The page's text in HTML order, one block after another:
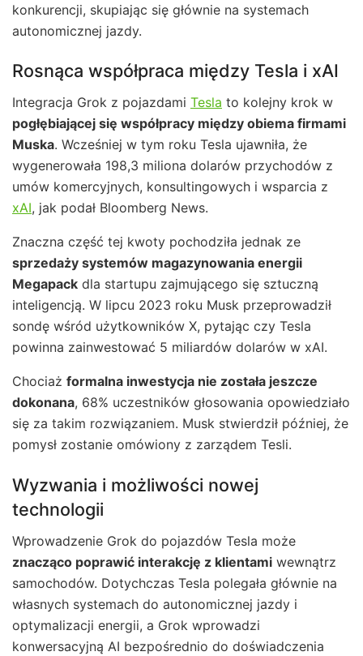
konkurencji, skupiając się głównie na systemach
autonomicznej jazdy.
Rosnąca współpraca między Tesla i xAI
Integracja Grok z pojazdami Tesla to kolejny krok w
pogłębiającej się współpracy między obiema firmami
Muska. Wcześniej w tym roku Tesla ujawniła, że
wygenerowała 198,3 miliona dolarów przychodów z
umów komercyjnych, konsultingowych i wsparcia z
xAI, jak podał Bloomberg News.
Znaczna część tej kwoty pochodziła jednak ze
sprzedaży systemów magazynowania energii
Megapack dla startupu zajmującego się sztuczną
inteligencją. W lipcu 2023 roku Musk przeprowadził
sondę wśród użytkowników X, pytając czy Tesla
powinna zainwestować 5 miliardów dolarów w xAI.
Chociaż formalna inwestycja nie została jeszcze
dokonana, 68% uczestników głosowania opowiedziało
się za takim rozwiązaniem. Musk stwierdził później, że
pomysł zostanie omówiony z zarządem Tesli.
Wyzwania i możliwości nowej
technologii
Wprowadzenie Grok do pojazdów Tesla może
znacząco poprawić interakcję z klientami wewnątrz
samochodów. Dotychczas Tesla polegała głównie na
własnych systemach do autonomicznej jazdy i
optymalizacji energii, a Grok wprowadzi
konwersacyjną AI bezpośrednio do doświadczenia